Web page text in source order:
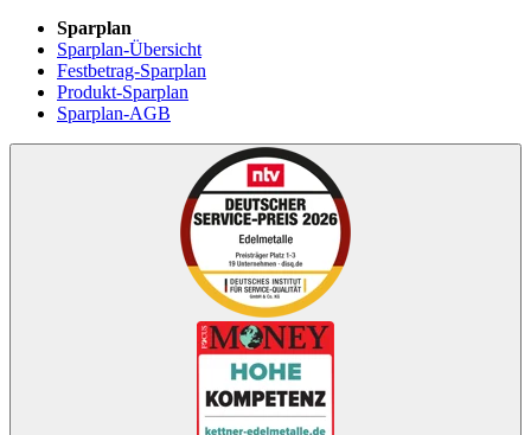
Sparplan
Sparplan-Übersicht
Festbetrag-Sparplan
Produkt-Sparplan
Sparplan-AGB